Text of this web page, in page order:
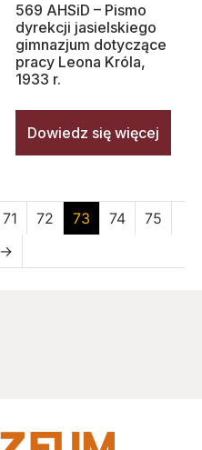
569 AHSiD – Pismo
dyrekcji jasielskiego
gimnazjum dotyczące
pracy Leona Króla,
1933 r.
Dowiedz się więcej
71 72 73 74
75
→